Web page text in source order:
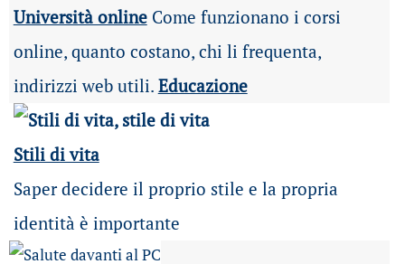
Università online Come funzionano i corsi
online, quanto costano, chi li frequenta,
indirizzi web utili. Educazione
Stili di vita
Saper decidere il proprio stile e la propria
identità è importante